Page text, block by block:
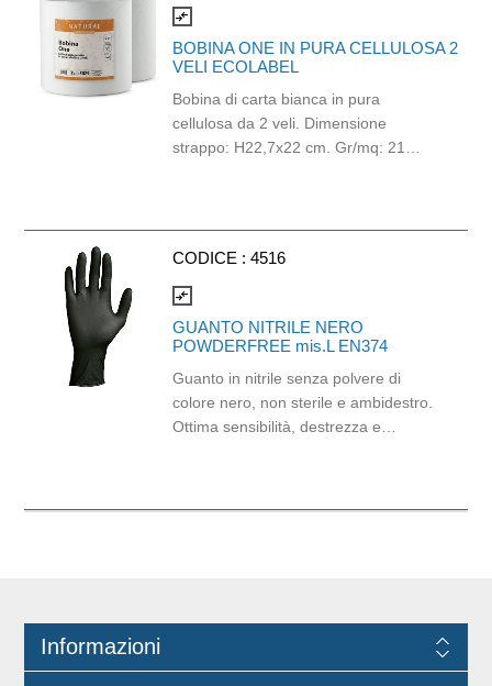
gli alimenti in accordo col regolamento
(EC) No 1935/2004 e con
regolamento della Commissione
compare_arrows
BOBINA ONE IN PURA CELLULOSA 2
VELI ECOLABEL
Bobina di carta bianca in pura
cellulosa da 2 veli. Dimensione
strappo: H22,7x22 cm. Gr/mq: 21
CODICE : 4516
compare_arrows
GUANTO NITRILE NERO
POWDERFREE mis.L EN374
Guanto in nitrile senza polvere di
colore nero, non sterile e ambidestro.
Ottima sensibilità, destrezza e
Commissione (EU)No 10/2011.
Informazioni